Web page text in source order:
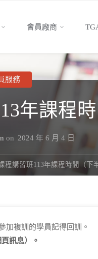
會員廠商
年課程
on 2024 年 6 月 4 日
服務
程講習班113年課程時間（下
加複訓的學員記得回訓。
訊息）。